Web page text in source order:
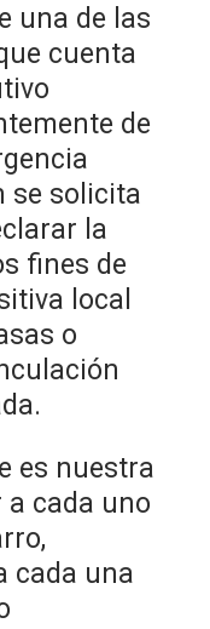
las
cuenta
de
se solicita
la
fines de
local
o
cada uno
cada una